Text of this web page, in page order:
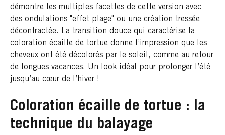
démontre les multiples facettes de cette version avec
des ondulations "effet plage" ou une création tressée
décontractée. La transition douce qui caractérise la
coloration écaille de tortue donne l’impression que les
cheveux ont été décolorés par le soleil, comme au retour
de longues vacances. Un look idéal pour prolonger l’été
jusqu’au cœur de l’hiver !
Coloration écaille de tortue : la
technique du balayage